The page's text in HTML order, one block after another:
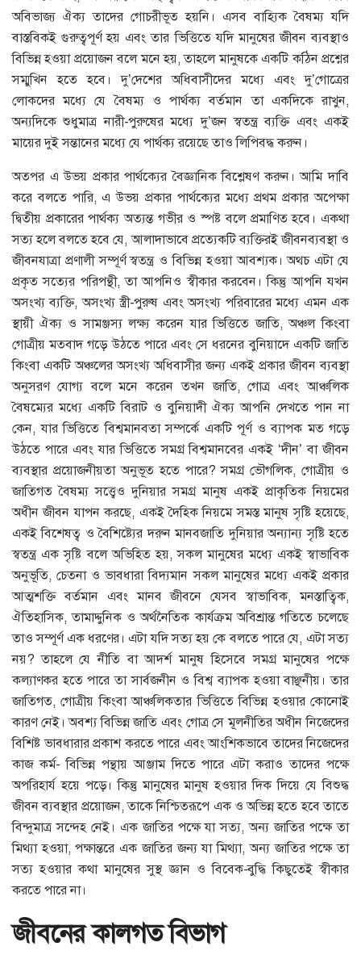
অবিভাজ্য ঐক্য তাদের গোচরীভূত হয়নি। এসব বাহ্যিক বৈষম্য যদি
বাস্তবিকই গুরুত্বপূর্ণ হয় এবং তার ভিত্তিতে যদি মানুষের জীবন ব্যবস্থাও
বিভিন্ন হওয়া প্রয়োজন বলে মনে হয়, তাহলে মানুষকে একটি কঠিন প্রশ্নের
সম্মুখিন হতে হবে। দু’দেশের অধিবাসীদের মধ্যে এবং দু’গোত্রের
লোকদের মধ্যে যে বৈষম্য ও পার্থক্য বর্তমান তা একদিকে রাখুন,
অন্যদিকে শুধুমাত্র নারী-পুরুষের মধ্যে দু’জন স্বতন্ত্র ব্যক্তি এবং একই
মায়ের দুই সন্তানের মধ্যে যে পার্থক্য রয়েছে তাও লিপিবদ্ধ করুন।
অতপর এ উভয় প্রকার পার্থক্যের বৈজ্ঞানিক বিশ্লেষণ করুন। আমি দাবি
করে বলতে পারি, এ উভয় প্রকার পার্থক্যের মধ্যে প্রথম প্রকার অপেক্ষা
দ্বিতীয় প্রকারের পার্থক্য অত্যন্ত গভীর ও স্পষ্ট বলে প্রমাণিত হবে। একথা
সত্য হলে বলতে হবে যে, আলাদাভাবে প্রত্যেকটি ব্যক্তিরই জীবনব্যবস্থা ও
জীবনযাত্রা প্রণালী সম্পূর্ণ স্বতন্ত্র ও বিভিন্ন হওয়া আবশ্যক। অথচ এটা যে
প্রকৃত সত্যের পরিপন্থী, তা আপনিও স্বীকার করবেন। কিন্তু আপনি যখন
অসংখ্য ব্যক্তি, অসংখ্য স্ত্রী-পুরুষ এবং অসংখ্য পরিবারের মধ্যে এমন এক
স্থায়ী ঐক্য ও সামঞ্জস্য লক্ষ্য করেন যার ভিত্তিতে জাতি, অঞ্চল কিংবা
গোত্রীয় মতবাদ গড়ে উঠতে পারে এবং সে ধরনের বুনিয়াদে একটি জাতি
কিংবা একটি অঞ্চলের অসংখ্য অধিবাসীর জন্য একই প্রকার জীবন ব্যবস্থা
অনুসরণ যোগ্য বলে মনে করেন তখন জাতি, গোত্র এবং আঞ্চলিক
বৈষম্যের মধ্যে একটি বিরাট ও বুনিয়াদী ঐক্য আপনি দেখতে পান না
কেন, যার ভিত্তিতে বিশ্বমানবতা সম্পর্কে একটি পূর্ণ ও ব্যাপক মত গড়ে
উঠতে পারে এবং যার ভিত্তিতে সমগ্র বিশ্বমানবের একই ‘দীন’ বা জীবন
ব্যবস্থার প্রয়োজনীয়তা অনুভূত হতে পারে? সমগ্র ভৌগলিক, গোত্রীয় ও
জাতিগত বৈষম্য সত্ত্বেও দুনিয়ার সমগ্র মানুষ একই প্রাকৃতিক নিয়মের
অধীন জীবন যাপন করছে, একই দৈহিক নিয়মে সমস্ত মানুষ সৃষ্টি হয়েছে,
একই বিশেষত্ব ও বৈশিষ্ট্যের দরুন মানবজাতি দুনিয়ার অন্যান্য সৃষ্টি হতে
স্বতন্ত্র এক সৃষ্টি বলে অভিহিত হয়, সকল মানুষের মধ্যে একই স্বাভাবিক
অনুভূতি, চেতনা ও ভাবধারা বিদ্যমান সকল মানুষের মধ্যে একই প্রকার
আত্মশক্তি বর্তমান এবং মানব জীবনে যেসব স্বাভাবিক, মনস্তাত্বিক,
ঐতিহাসিক, তামাদ্দুনিক ও অর্থনৈতিক কার্যক্রম অবিশ্রান্ত গতিতে চলেছে
তাও সম্পূর্ণ এক ধরণের। এটা যদি সত্য হয় কে বলতে পারে যে, এটা সত্য
নয়? তাহলে যে নীতি বা আদর্শ মানুষ হিসেবে সমগ্র মানুষের পক্ষে
কল্যাণকর হতে পারে তা সার্বজনীন ও বিশ্ব ব্যাপক হওয়া বাঞ্ছনীয়। তার
জাতিগত, গোত্রীয় কিংবা আঞ্চলিকতার ভিত্তিতে বিভিন্ন হওয়ার কোনোই
কারণ নেই। অবশ্য বিভিন্ন জাতি এবং গোত্র সে মূলনীতির অধীন নিজেদের
বিশিষ্ট ভাবধারার প্রকাশ করতে পারে এবং আংশিকভাবে তাদের নিজেদের
কাজ কর্ম- বিভিন্ন পন্থায় আঞ্জাম দিতে পারে এটা করাও তাদের পক্ষে
অপরিহার্য হয়ে পড়ে। কিন্তু মানুষের মানুষ হওয়ার দিক দিয়ে যে বিশুদ্ধ
জীবন ব্যবস্থার প্রয়োজন, তাকে নিশ্চিতরূপে এক ও অভিন্ন হতে হবে তাতে
বিন্দুমাত্র সন্দেহ নেই। এক জাতির পক্ষে যা সত্য, অন্য জাতির পক্ষে তা
মিথ্যা হওয়া, পক্ষান্তরে এক জাতির জন্য যা মিথ্যা, অন্য জাতির পক্ষে তা
সত্য হওয়ার কথা মানুষের সুস্থ জ্ঞান ও বিবেক-বুদ্ধি কিছুতেই স্বীকার
করতে পারে না।
জীবনের কালগত বিভাগ